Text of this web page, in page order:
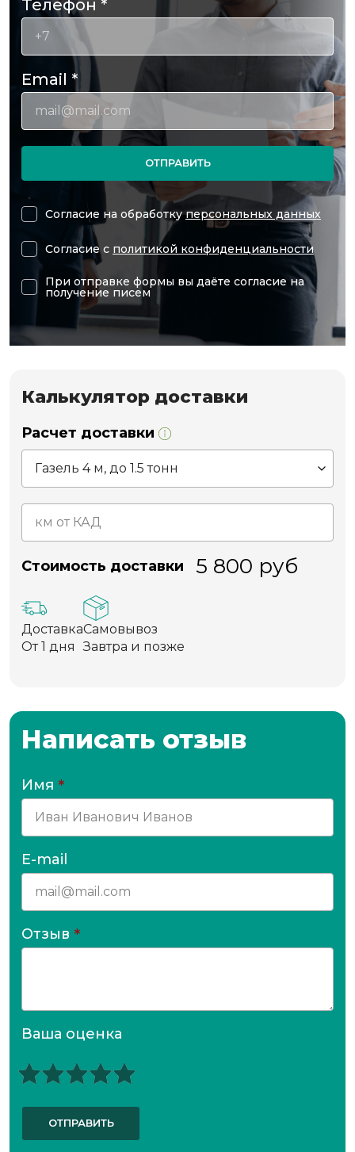
Телефон *
Email *
ОТПРАВИТЬ
Согласие на обработкуперсональных данных
Согласие с политикой конфиденциальности
При отправке формы вы даёте согласие на
получение писем
Калькулятор доставки
Расчет доставки
Стоимость доставки 5 800 руб
Доставка
От 1 дня
Самовывоз
Завтра и позже
Написать отзыв
Имя *
E-mail
Отзыв *
Ваша оценка
ОТПРАВИТЬ